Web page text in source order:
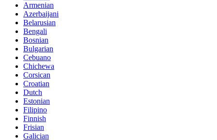
Armenian
Azerbaijani
Belarusian
Bengali
Bosnian
Bulgarian
Cebuano
Chichewa
Corsican
Croatian
Dutch
Estonian
Filipino
Finnish
Frisian
Galician